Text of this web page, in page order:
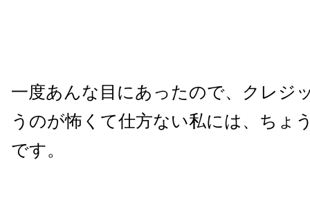
一度あんな目にあったので、クレジ
うのが怖くて仕方ない私には、ちょ
です。